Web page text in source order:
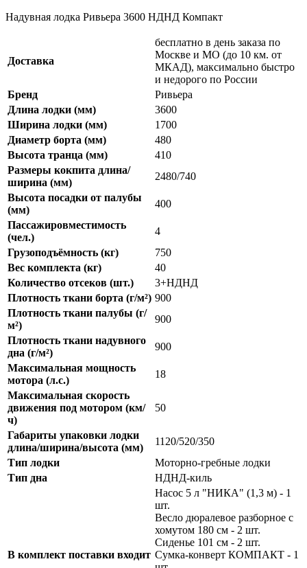
Надувная лодка Ривьера 3600 НДНД Компакт
Доставка
бесплатно в день заказа по
Москве и МО (до 10 км. от
МКАД), максимально быстро
и недорого по России
Бренд
Ривьера
Длина лодки (мм)
3600
Ширина лодки (мм)
1700
Диаметр борта (мм)
480
Высота транца (мм)
410
Размеры кокпита длина/
ширина (мм)
2480/740
Высота посадки от палубы
(мм)
400
Пассажировместимость
(чел.)
4
Грузоподъёмность (кг)
750
Вес комплекта (кг)
40
Количество отсеков (шт.)
3+НДНД
Плотность ткани борта (г/м²) 900
Плотность ткани палубы (г/
м²)
900
Плотность ткани надувного
дна (г/м²)
900
Максимальная мощность
мотора (л.с.)
18
Максимальная скорость
движения под мотором (км/
ч)
50
Габариты упаковки лодки
длина/ширина/высота (мм)
1120/520/350
Тип лодки
Моторно-гребные лодки
Тип дна
НДНД-киль
В комплект поставки входит
Насос 5 л "НИКА" (1,3 м) - 1
шт.
Весло дюралевое разборное с
хомутом 180 см - 2 шт.
Сиденье 101 см - 2 шт.
Сумка-конверт КОМПАКТ - 1